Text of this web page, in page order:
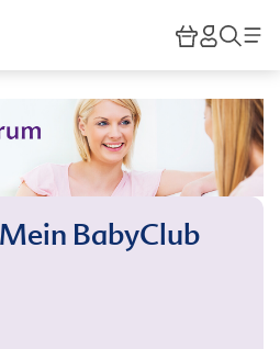
HiPP
BabyClub